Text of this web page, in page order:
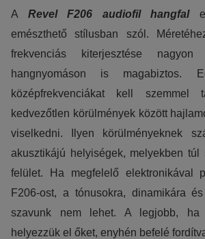
A Revel F206 audiofil hangfal
emészthető stílusban szól.
frekvenciás kiterjesztése
hangnyomáson is magabiztos.
középfrekvenciákat kell szemmel
kedvezőtlen körülmények között
viselkedni. Ilyen körülményeknek
akusztikájú helyiségek, melyekben
felület. Ha megfelelő elektronikával
F206-ost, a tónusokra, dinamikára
szavunk nem lehet. A legjobb,
helyezzük el őket, enyhén befelé